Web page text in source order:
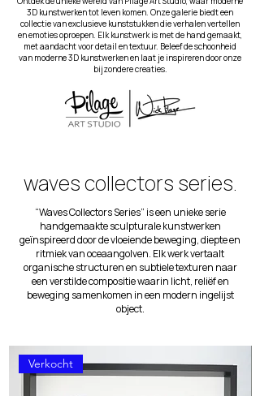
3D kunstwerken tot leven komen. Onze galerie biedt een
collectie van exclusieve kunststukken die verhalen vertellen
en emoties oproepen. Elk kunstwerk is met de hand gemaakt,
met aandacht voor detail en textuur. Beleef de schoonheid
van moderne 3D kunstwerken en laat je inspireren door onze
bijzondere creaties.
waves collectors series.
“Waves Collectors Series” is een unieke serie
handgemaakte sculpturale kunstwerken
geïnspireerd door de vloeiende beweging, diepte en
ritmiek van oceaangolven. Elk werk vertaalt
organische structuren en subtiele texturen naar
een verstilde compositie waarin licht, reliëf en
beweging samenkomen in een modern ingelijst
object.
Verkocht